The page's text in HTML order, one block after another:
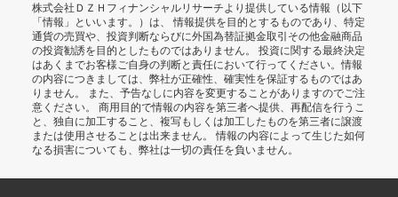
株式会社ＤＺＨフィナンシャルリサーチより提供している情報（以下
「情報」といいます。）は、 情報提供を目的とするものであり、特定
通貨の売買や、投資判断ならびに外国為替証拠金取引その他金融商品
の投資勧誘を目的としたものではありません。 投資に関する最終決定
はあくまでお客様ご自身の判断と責任において行ってください。情報
の内容につきましては、弊社が正確性、確実性を保証するものではあ
りません。 また、予告なしに内容を変更することがありますのでご注
意ください。 商用目的で情報の内容を第三者へ提供、再配信を行うこ
と、独自に加工すること、複写もしくは加工したものを第三者に譲渡
または使用させることは出来ません。 情報の内容によって生じた如何
なる損害についても、弊社は一切の責任を負いません。